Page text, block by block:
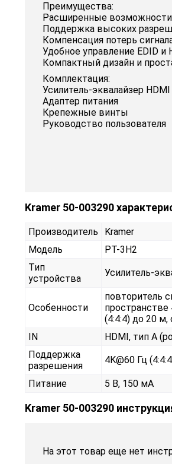
Преимущества:
Расширенные возможности
Поддержка высоких
Компенсация потерь
Удобное управление EDID и
Компактный дизайн и
Комплектация:
Усилитель-эквалайзер
Адаптер питания
Крепежные винты
Руководство пользователя
Kramer 50-003290
Производитель
Kramer
Модель
PT-3H2
Тип
устройства
Усилитель-
Особенности
повторитель
пространстве
(4:4:4) до 20 м,
IN
HDMI, тип А
Поддержка
разрешения
4K@60 Гц
Питание 5 В, 150 мА
Kramer 50-003290
На этот товар еще нет